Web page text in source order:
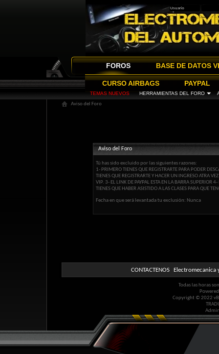
FOROS
TEMAS NUEVOS HERRAMIENTAS DEL FORO
BASE DE DATOS
CURSO AIRBAGS PAYPAL
Aviso del Foro
Aviso del Foro
Tú has sido excluido por las siguientes razones:
1- PRIMERO TIENES QUE REGISTRARTE PARA PODER
TIENES QUE REGISTRARTE Y HACER UN INGRESO ATRA
VIP. 3- EL LINK DE PAYPAL ESTA EN LA BARRA SUPERIOR
TIENES QUE HABER ASISTIDO A LAS CLASES PARA QUE
Fecha en que será levantada tu exclusión: Nunca
CONTACTENOS Electromecanica
Todas las horas
Copyright © 2022